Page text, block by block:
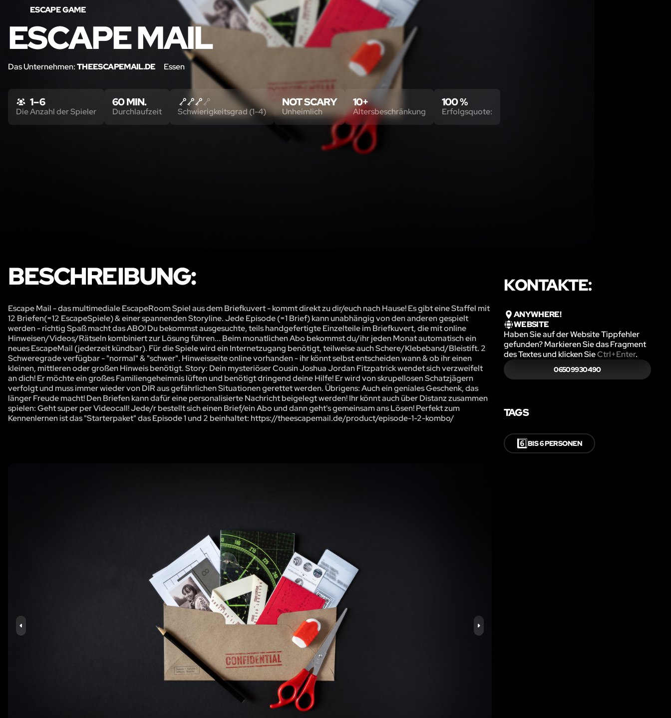
ESCAPE GAME
ESCAPE MAIL
Das Unternehmen:THEESCAPEMAIL.DE Essen
1 – 6
Die Anzahl der Spieler
60 MIN.
Durchlaufzeit Schwierigkeitsgrad (1-4)
NOT SCARY
Unheimlich
10+
Altersbeschränkung
100 %
Erfolgsquote:
BESCHREIBUNG:
Escape Mail - das multimediale EscapeRoom Spiel aus dem Briefkuvert - kommt direkt zu dir/euch nach Hause! Es gibt eine Staffel mit
12 Briefen(=12 EscapeSpiele) & einer spannenden Storyline. Jede Episode (=1 Brief) kann unabhängig von den anderen gespielt
werden - richtig Spaß macht das ABO! Du bekommst ausgesuchte, teils handgefertigte Einzelteile im Briefkuvert, die mit online
Hinweisen/Videos/Rätseln kombiniert zur Lösung führen... Beim monatlichen Abo bekommst du/ihr jeden Monat automatisch ein
neues EscapeMail (jederzeit kündbar). Für die Spiele wird ein Internetzugang benötigt, teilweise auch Schere/Klebeband/Bleistift. 2
Schweregrade verfügbar - "normal" & "schwer". Hinweisseite online vorhanden - ihr könnt selbst entscheiden wann & ob ihr einen
kleinen, mittleren oder großen Hinweis benötigt. Story: Dein mysteriöser Cousin Joshua Jordan Fitzpatrick wendet sich verzweifelt
an dich! Er möchte ein großes Familiengeheimnis lüften und benötigt dringend deine Hilfe! Er wird von skrupellosen Schatzjägern
verfolgt und muss immer wieder von DIR aus gefährlichen Situationen gerettet werden. Übrigens: Auch ein geniales Geschenk, das
länger Freude macht! Den Briefen kann dafür eine personalisierte Nachricht beigelegt werden! Ihr könnt auch über Distanz zusammen
spielen: Geht super per Videocall! Jede/r bestellt sich einen Brief/ein Abo und dann geht's gemeinsam ans Lösen! Perfekt zum
Kennenlernen ist das "Starterpaket" das Episode 1 und 2 beinhaltet: https://theescapemail.de/product/episode-1-2-kombo/
KONTAKTE:
ANYWHERE!
WEBSITE
Haben Sie auf der Website Tippfehler
gefunden? Markieren Sie das Fragment
des Textes und klicken SieCtrl+Enter.
06509930490
TAGS
6️⃣BIS 6 PERSONEN